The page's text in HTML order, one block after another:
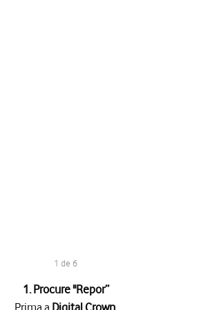
1 de 6
1. Procure "Repor”
Prima a Digital Crown.